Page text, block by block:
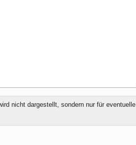
nicht dargestellt, sondern nur für eventuelle